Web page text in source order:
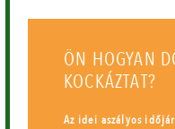
ÖN HOGYAN
KOCKÁZTAT?
Az idei aszályos